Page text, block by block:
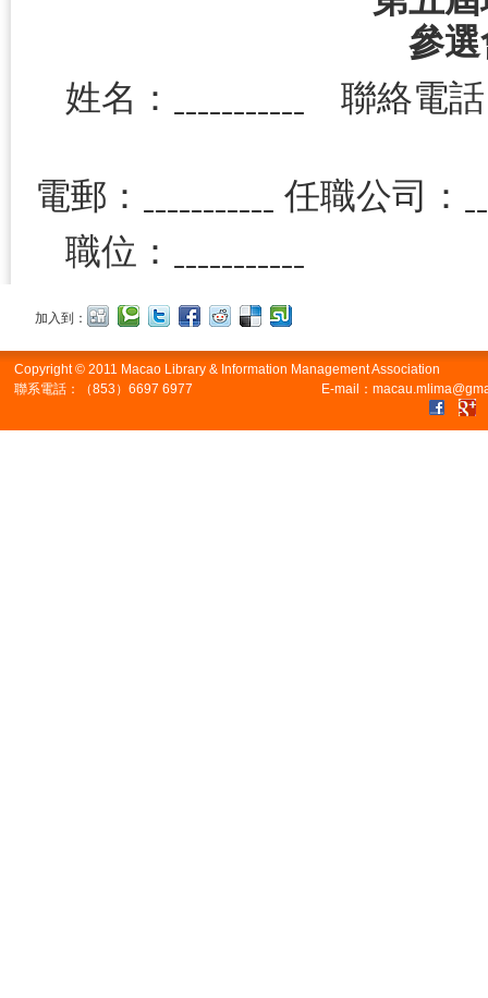
參
姓名：ˍˍˍˍˍˍˍˍˍˍˍ 聯絡電話
電郵：ˍˍˍˍˍˍˍˍˍˍˍ 任職公司：
職位：ˍˍˍˍˍˍˍˍˍˍˍ
加入到：
Copyright © 2011 Macao Library & Information Management Association
聯系電話：（853）6697 6977
E-mail：